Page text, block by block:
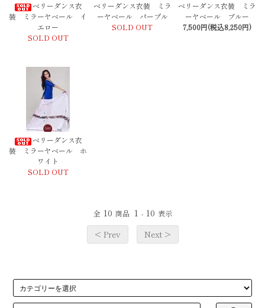
ベリーダンス衣
装 ミラーヤベール イ
エロー
SOLD OUT
ベリーダンス衣装 ミラ
ーヤベール パープル
SOLD OUT
ベリーダンス衣装 ミラ
ーヤベール ブルー
7,500円(税込8,250円)
ベリーダンス衣
装 ミラーヤベール ホ
ワイト
SOLD OUT
全 10 商品 1 - 10 表示
< Prev Next >